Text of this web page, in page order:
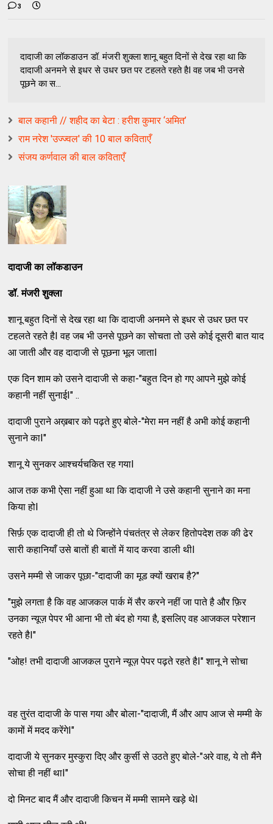
3
दादाजी का लॉकडाउन डॉ. मंजरी शुक्ला शानू बहुत दिनों से देख रहा था कि
दादाजी अनमने से इधर से उधर छत पर टहलते रहते हैI वह जब भी उनसे
पूछने का स...
बाल कहानी // शहीद का बेटा : हरीश कुमार ‘अमित’
राम नरेश 'उज्ज्वल' की 10 बाल कविताएँ
संजय कर्णवाल की बाल कविताएँ
दादाजी का लॉकडाउन
डॉ. मंजरी शुक्ला
शानू बहुत दिनों से देख रहा था कि दादाजी अनमने से इधर से उधर छत पर
टहलते रहते हैI वह जब भी उनसे पूछने का सोचता तो उसे कोई दूसरी बात याद
आ जाती और वह दादाजी से पूछना भूल जाताI
एक दिन शाम को उसने दादाजी से कहा-"बहुत दिन हो गए आपने मुझे कोई
कहानी नहीं सुनाईI" ..
दादाजी पुराने अख़बार को पढ़ते हुए बोले-"मेरा मन नहीं है अभी कोई कहानी
सुनाने काI"
शानू ये सुनकर आश्चर्यचकित रह गयाI
आज तक कभी ऐसा नहीं हुआ था कि दादाजी ने उसे कहानी सुनाने का मना
किया होI
सिर्फ़ एक दादाजी ही तो थे जिन्होंने पंचतंत्र से लेकर हितोपदेश तक की ढेर
सारी कहानियाँ उसे बातों ही बातों में याद करवा डाली थीI
उसने मम्मी से जाकर पूछा-"दादाजी का मूड क्यों खराब है?"
"मुझे लगता है कि वह आजकल पार्क में सैर करने नहीं जा पाते है और फ़िर
उनका न्यूज़ पेपर भी आना भी तो बंद हो गया है, इसलिए वह आजकल परेशान
रहते हैI"
"ओह! तभी दादाजी आजकल पुराने न्यूज़ पेपर पढ़ते रहते हैI" शानू ने सोचा
वह तुरंत दादाजी के पास गया और बोला-"दादाजी, मैं और आप आज से मम्मी के
कामों में मदद करेंगेI"
दादाजी ये सुनकर मुस्कुरा दिए और कुर्सी से उठते हुए बोले-"अरे वाह, ये तो मैंने
सोचा ही नहीं थाI"
दो मिनट बाद मैं और दादाजी किचन में मम्मी सामने खड़े थेI